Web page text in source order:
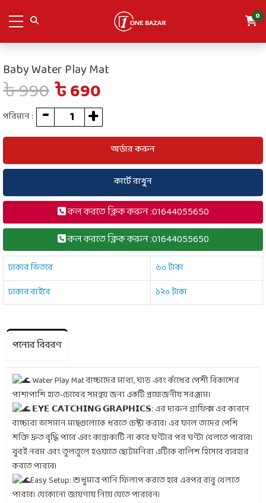
0
Baby Water Play Mat
৳ 990৳ 690
পরিমান :
অর্ডার করুন
কার্টে রাখুন
কল করতে ক্লিক করুন :01644055650
কল করতে ক্লিক করুন :01644055650
ঢাকার ভিতরে
৬০ টাকা
ঢাকার বাইরে
১২০ টাকা
পন্যের বিবরণ
Water Play Mat বাচ্চাদের মাথা, ঘাড় এবং কাঁধের পেশী বিকাশের
পাশাপাশি হাত-চোখের সমন্বয় জন্য একটি প্রয়োজনীয় সরঞ্জাম।
𝗘𝗬𝗘 𝗖𝗔𝗧𝗖𝗛𝗜𝗡𝗚 𝗚𝗥𝗔𝗣𝗛𝗜𝗖𝗦: এর দারুন গ্রাফিক্স এর কারনে
বাচ্চারা ভাসমান মাছগুলোকে ধরতে চেষ্টা করবে। এর ফলে তাদের পেশি
শক্তি দ্রুত বৃদ্ধি পাবে এবং কান্নাকাটি না করে ঘণ্টার পর ঘণ্টা খেলতে পারবে।
খুবই নরম এবং তুলতুলে হওয়াতে ছোটমনিরা এটিকে বালিশ হিসেবে ব্যবহার
করতে পারবে।
Easy Setup: শুধুমাত্র পানি ফিলাপ করতে হবে এরপর বাবু খেলতে
পারবে। যেকোনো জায়গায় নিয়ে যেতে পারবেন।